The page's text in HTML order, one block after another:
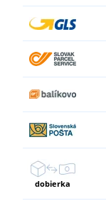
dobierka